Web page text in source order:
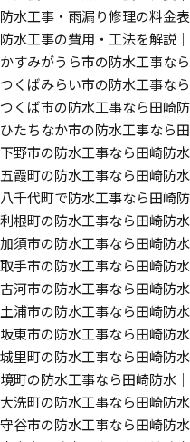
防水工事・雨漏り修理の料金
防水工事の費用・工法を解説
かすみがうら市の防水工事な
つくばみらい市の防水工事な
つくば市の防水工事なら田崎
ひたちなか市の防水工事なら
下野市の防水工事なら田崎防
五霞町の防水工事なら田崎防
八千代町で防水工事なら田崎
利根町の防水工事なら田崎防
加須市の防水工事なら田崎防
取手市の防水工事なら田崎防
古河市の防水工事なら田崎防
土浦市の防水工事なら田崎防
坂東市の防水工事なら田崎防
城里町の防水工事なら田崎防
境町の防水工事なら田崎防水
大洗町の防水工事なら田崎防
守谷市の防水工事なら田崎防